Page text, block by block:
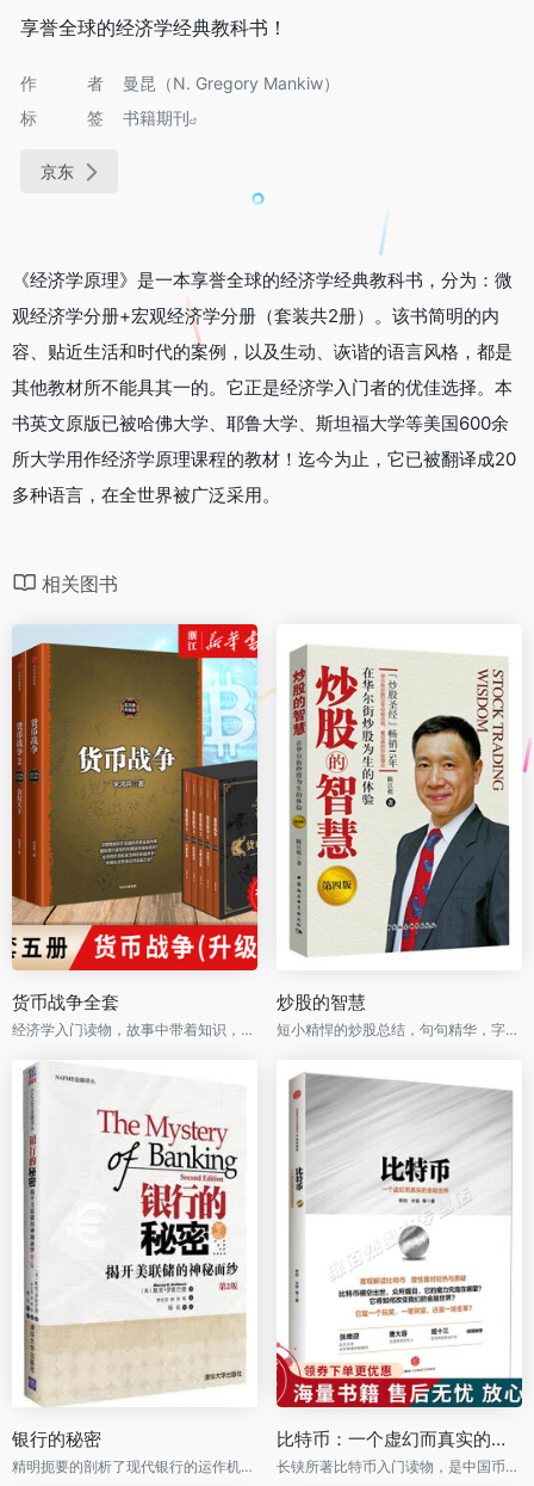
享誉全球的经济学经典教科书！
作者
曼昆（N. Gregory Mankiw）
标签
书籍期刊
京东
《经济学原理》是一本享誉全球的经济学经典教科书，分为：微
观经济学分册+宏观经济学分册（套装共2册）。该书简明的内
容、贴近生活和时代的案例，以及生动、诙谐的语言风格，都是
其他教材所不能具其一的。它正是经济学入门者的优佳选择。本
书英文原版已被哈佛大学、耶鲁大学、斯坦福大学等美国600余
所大学用作经济学原理课程的教材！迄今为止，它已被翻译成20
多种语言，在全世界被广泛采用。
相关图书
货币战争全套
经济学入门读物，故事中带着知识，寓教于乐！
炒股的智慧
短小精悍的炒股总结，句句精华，字字珠玑！
银行的秘密
精明扼要的剖析了现代银行的运作机制，以及现代法币的运行原理！
比特币：一个虚幻而真实的金融世界
长铗所著比特币入门读物，是中国币圈很多大佬的启蒙之作